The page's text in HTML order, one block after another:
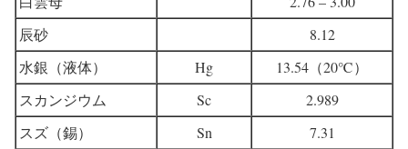
辰砂
8.12
水銀（液体）
Hg
13.54（20℃）
スカンジウム
Sc
2.989
スズ（錫）
Sn
7.31